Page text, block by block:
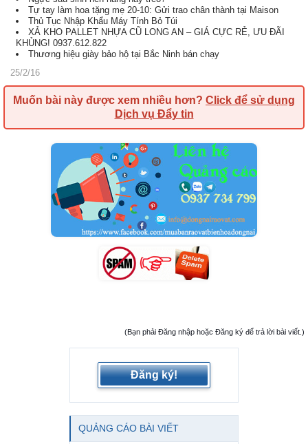
Tự tay làm hoa tặng mẹ 20-10: Gửi trao chân thành tại Maison
Thủ Tục Nhập Khẩu Máy Tính Bỏ Túi
XẢ KHO PALLET NHỰA CŨ LONG AN – GIÁ CỰC RẺ, ƯU ĐÃI
KHỦNG! 0937.612.822
Thương hiệu giày bảo hộ tại Bắc Ninh bán chạy
25/2/16
Muốn bài này được xem nhiều hơn? Click để sử dụng
Dịch vụ Đẩy tin
(Bạn phải Đăng nhập hoặc Đăng ký để trả lời bài viết.)
Đăng ký!
QUẢNG CÁO BÀI VIẾT